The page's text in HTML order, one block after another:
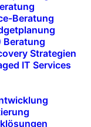
Beratung
Beratung
Strategien
IT Services
Effizienz
Bedarf an